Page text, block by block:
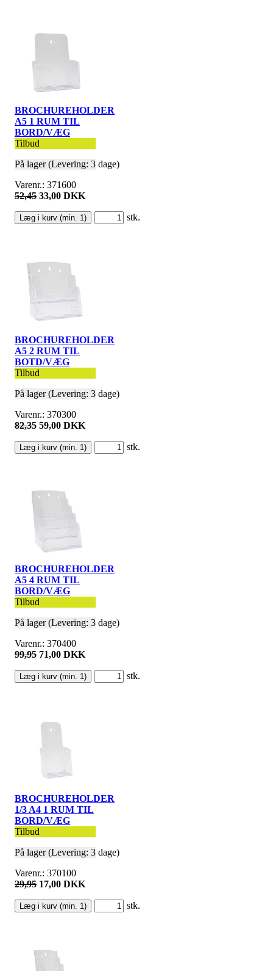
BROCHUREHOLDER
A5 1 RUM TIL
BORD/VÆG
Tilbud
På lager (Levering: 3 dage)
Varenr.: 371600
52,45 33,00 DKK
stk.
BROCHUREHOLDER
A5 2 RUM TIL
BOTD/VÆG
Tilbud
På lager (Levering: 3 dage)
Varenr.: 370300
82,35 59,00 DKK
stk.
BROCHUREHOLDER
A5 4 RUM TIL
BORD/VÆG
Tilbud
På lager (Levering: 3 dage)
Varenr.: 370400
99,95 71,00 DKK
stk.
BROCHUREHOLDER
1/3 A4 1 RUM TIL
BORD/VÆG
Tilbud
På lager (Levering: 3 dage)
Varenr.: 370100
29,95 17,00 DKK
stk.